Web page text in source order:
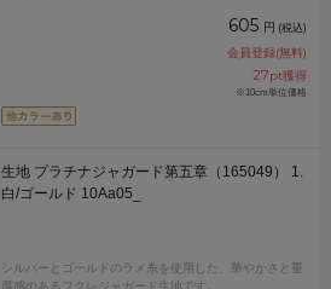
605 円 (税込)
会員登録(無料)
27pt獲得
※10cm単位価格
生地 プラチナジャガード第五章（165049） 1.
白/ゴールド 10Aa05_
シルバーとゴールドのラメ糸を使用した、華やかさと重
厚感のあるフクレジャガード生地です。